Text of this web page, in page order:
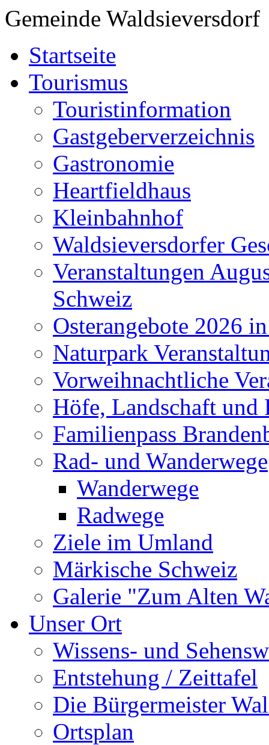
Gemeinde Waldsieversdorf
Startseite
Tourismus
Touristinformation
Gastgeberverzeichnis
Gastronomie
Heartfieldhaus
Kleinbahnhof
Waldsieversdorfer
Veranstaltungen
Schweiz
Osterangebote 2026
Naturpark
Vorweihnachtliche
Höfe, Landschaft und
Familienpass
Rad- und Wanderwege
Wanderwege
Radwege
Ziele im Umland
Märkische Schweiz
Galerie "Zum Alten
Unser Ort
Wissens- und
Entstehung / Zeittafel
Die Bürgermeister
Ortsplan